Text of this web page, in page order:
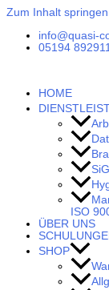
Zum Inhalt springen
info@quasi-
05194
HOME
ISO
ÜBER UNS
SHOP